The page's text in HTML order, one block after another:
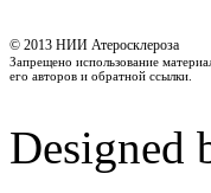
© 2013 НИИ Атеросклероза
Запрещено использование
его авторов и обратной ссылки.
Designed